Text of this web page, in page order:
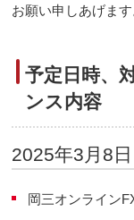
お願い申しあげます
予定日時、
ンス内容
2025年3月8
岡三オンライン